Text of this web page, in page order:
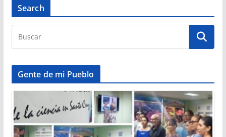
Search
Gente de mi Pueblo